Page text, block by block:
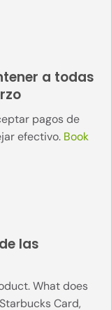
a todas
pagos de
efectivo. Book
las
What does
Card,